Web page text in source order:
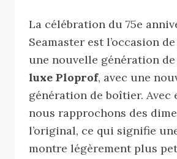
La célébration du 75e
Seamaster est l’occasion
une nouvelle génération de
luxe Ploprof, avec une
génération de boîtier. Avec
nous rapprochons des
l’original, ce qui signifie
montre légèrement plus